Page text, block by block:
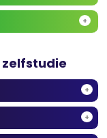
+
+
+